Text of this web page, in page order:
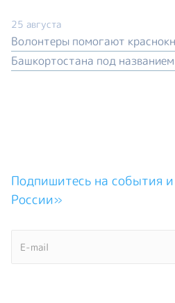
25 августа
Волонтеры помогают
Башкортостана под
Подпишитесь на события
России»